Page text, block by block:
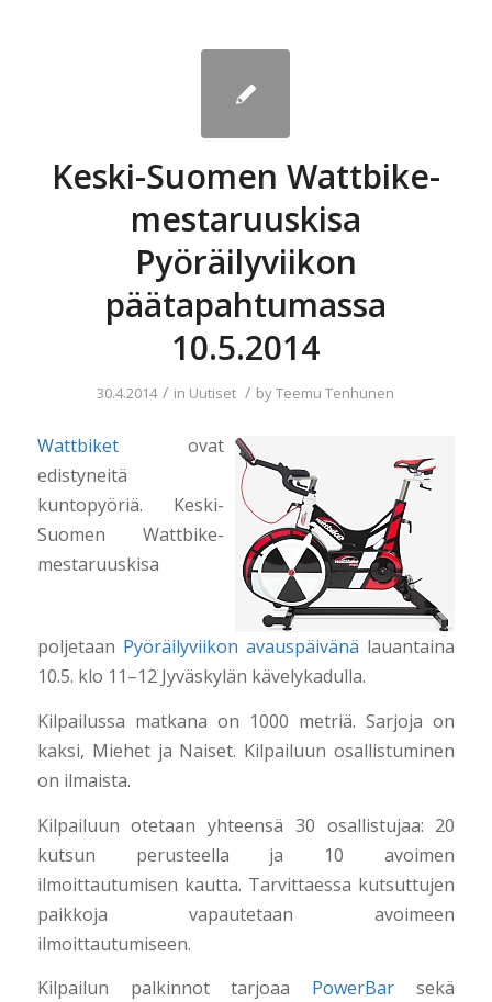
Keski-Suomen Wattbike-
mestaruuskisa
Pyöräilyviikon
päätapahtumassa
10.5.2014
30.4.2014 / in Uutiset / byTeemu Tenhunen
Wattbiketovat
edistyneitä
kuntopyöriä. Keski-
Suomen Wattbike-
mestaruuskisa
poljetaan Pyöräilyviikon avauspäivänä lauantaina
10.5. klo 11–12 Jyväskylän kävelykadulla.
Kilpailussa matkana on 1000 metriä. Sarjoja on
kaksi, Miehet ja Naiset. Kilpailuun osallistuminen
on ilmaista.
Kilpailuun otetaan yhteensä 30 osallistujaa: 20
kutsun perusteella ja 10 avoimen
ilmoittautumisen kautta. Tarvittaessa kutsuttujen
paikkoja vapautetaan avoimeen
ilmoittautumiseen.
Kilpailun palkinnot tarjoaa PowerBar sekä